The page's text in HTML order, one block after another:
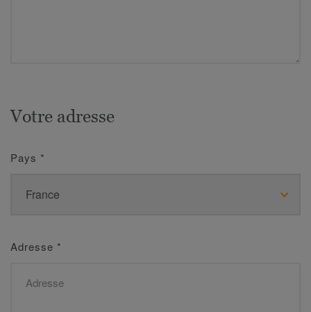
Votre adresse
Pays *
Adresse *